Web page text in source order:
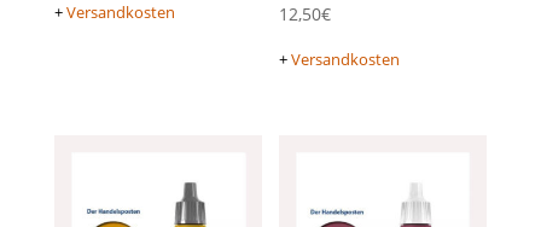
+Versandkosten 12,50€
+Versandkosten